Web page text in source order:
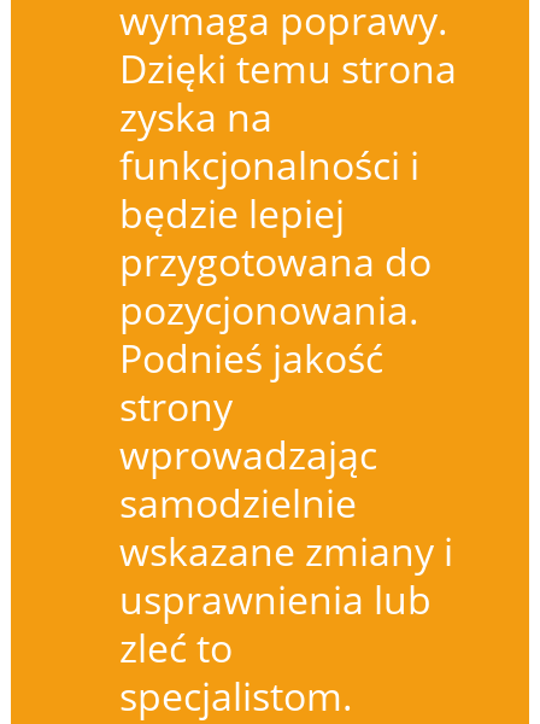
wymaga poprawy.
Dzięki temu strona
zyska na
funkcjonalności i
będzie lepiej
przygotowana do
pozycjonowania.
Podnieś jakość
strony
wprowadzając
samodzielnie
wskazane zmiany i
usprawnienia lub
zleć to
specjalistom.